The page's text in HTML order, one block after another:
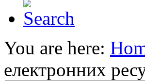
You are here:
електронних